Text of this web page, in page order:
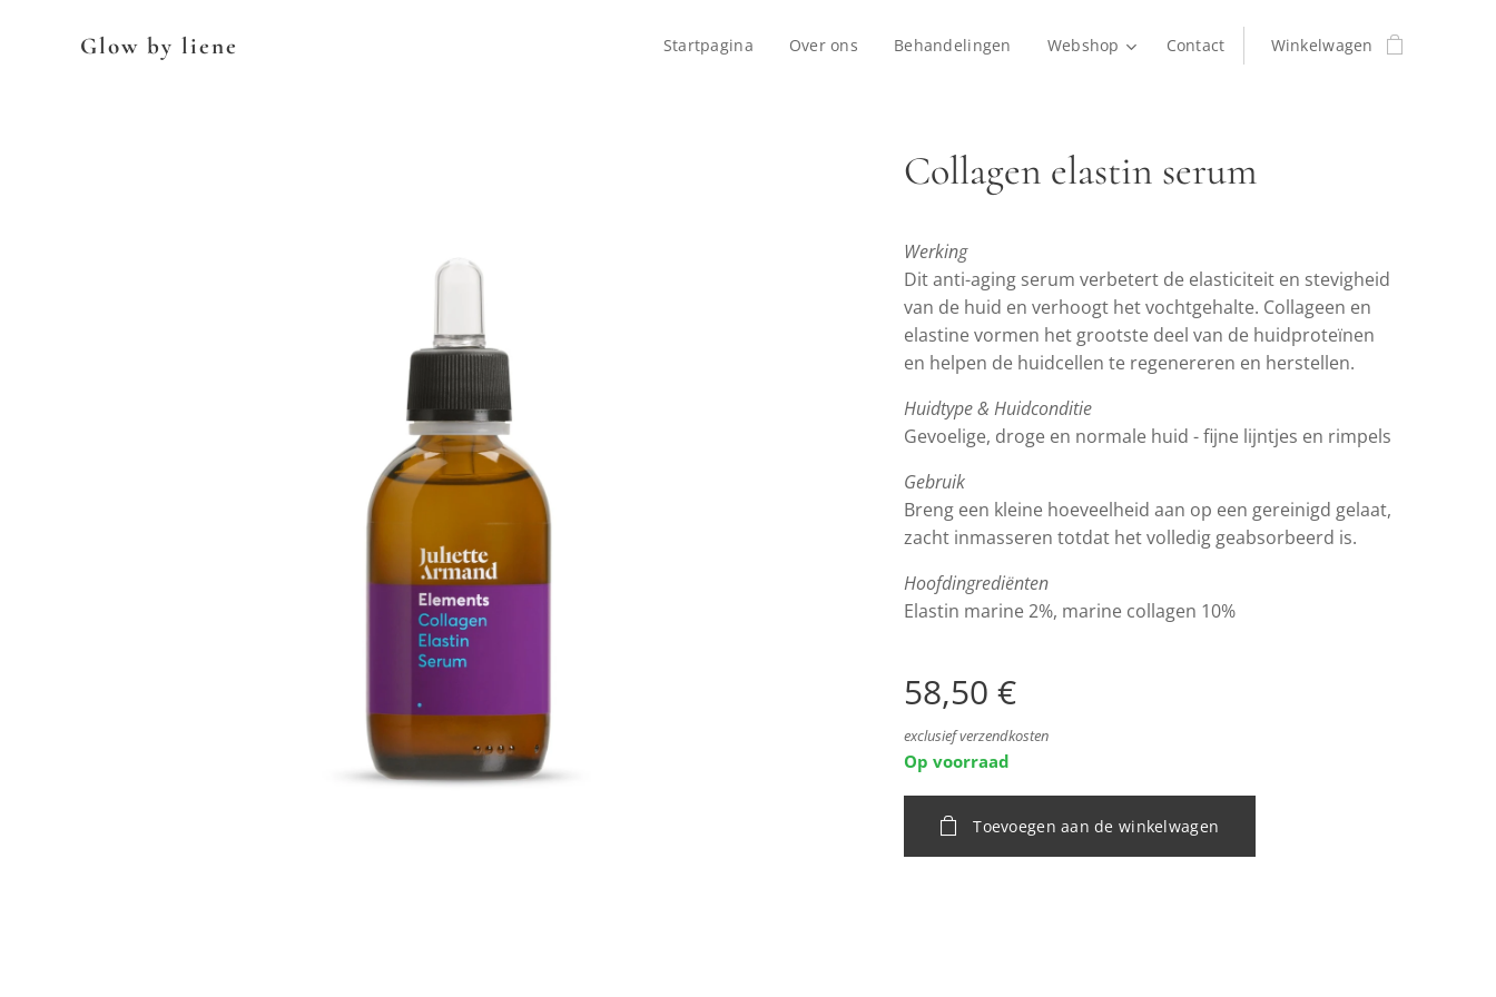
Glow by liene Startpagina Over ons Behandelingen Webshop Contact Winkelwagen
Collagen elastin serum
Werking
Dit anti-aging serum verbetert de elasticiteit en stevigheid
van de huid en verhoogt het vochtgehalte. Collageen en
elastine vormen het grootste deel van de huidproteïnen
en helpen de huidcellen te regenereren en herstellen.
Huidtype & Huidconditie
Gevoelige, droge en normale huid - fijne lijntjes en rimpels
Gebruik
Breng een kleine hoeveelheid aan op een gereinigd gelaat,
zacht inmasseren totdat het volledig geabsorbeerd is.
Hoofdingrediënten
Elastin marine 2%, marine collagen 10%
58,50 €
exclusief verzendkosten
Op voorraad
Toevoegen aan de winkelwagen